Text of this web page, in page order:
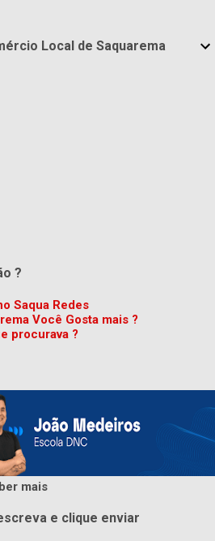
Local de Saquarema
?
Saqua Redes
Você Gosta mais ?
procurava ?
mais
e clique enviar